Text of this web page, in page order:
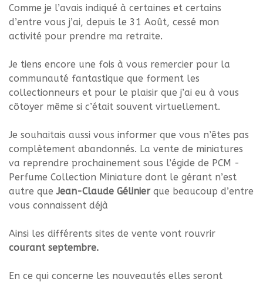
Comme je l’avais indiqué à certaines et certains
d’entre vous j’ai, depuis le 31 Août, cessé mon
activité pour prendre ma retraite.
Je tiens encore une fois à vous remercier pour la
communauté fantastique que forment les
collectionneurs et pour le plaisir que j’ai eu à vous
côtoyer même si c’était souvent virtuellement.
Je souhaitais aussi vous informer que vous n’êtes pas
complètement abandonnés. La vente de miniatures
va reprendre prochainement sous l’égide de PCM -
Perfume Collection Miniature dont le gérant n’est
autre queJean-Claude Gélinierque beaucoup d’entre
vous connaissent déjà
Ainsi les différents sites de vente vont rouvrir
courant septembre.
En ce qui concerne les nouveautés elles seront